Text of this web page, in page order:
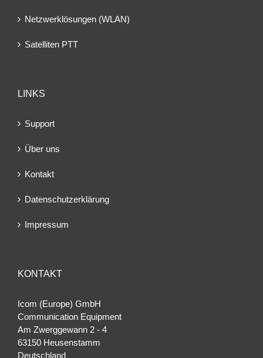
Netzwerklösungen (WLAN)
Satelliten PTT
LINKS
Support
Über uns
Kontakt
Datenschutzerklärung
Impressum
KONTAKT
Icom (Europe) GmbH
Communication Equipment
Am Zwerggewann 2 ‐ 4
63150 Heusenstamm
Deutschland